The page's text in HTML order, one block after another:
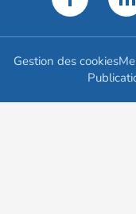
Gestion des cookies